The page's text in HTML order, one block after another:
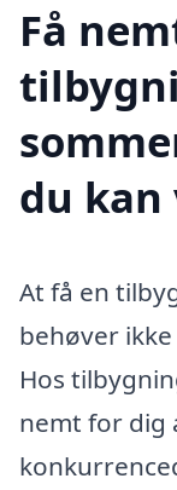
Få
du
At få en
behøver
Hos
nemt for dig